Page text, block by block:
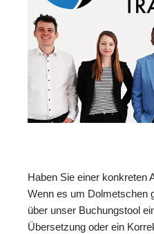
Haben Sie einer konkreten
Wenn es um Dolmetschen
über unser Buchungstool
Übersetzung oder ein